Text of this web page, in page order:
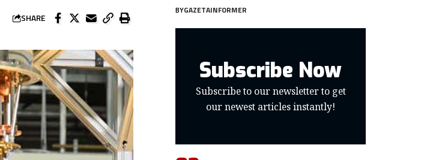
SHARE
BYGAZETAINFORMER
Subscribe Now
Subscribe to our newsletter to get
our newest articles instantly!